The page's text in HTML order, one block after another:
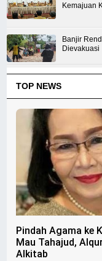
Kemajuan
Banjir
Dievakuasi
TOP NEWS
Pindah Agama ke
Mau Tahajud,
Alkitab